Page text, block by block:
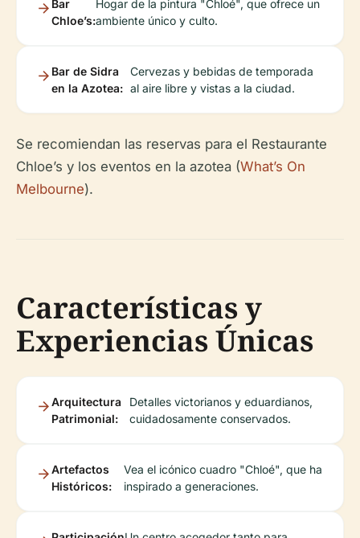
Bar
Chloe’s:
Hogar de la pintura "Chloé", que ofrece un
ambiente único y culto.
Bar de Sidra
en la Azotea:
Cervezas y bebidas de temporada
al aire libre y vistas a la ciudad.
Se recomiendan las reservas para el Restaurante
Chloe’s y los eventos en la azotea (What’s On
Melbourne).
Características y
Experiencias Únicas
Arquitectura
Patrimonial:
Detalles victorianos y eduardianos,
cuidadosamente conservados.
Artefactos
Históricos:
Vea el icónico cuadro "Chloé", que ha
inspirado a generaciones.